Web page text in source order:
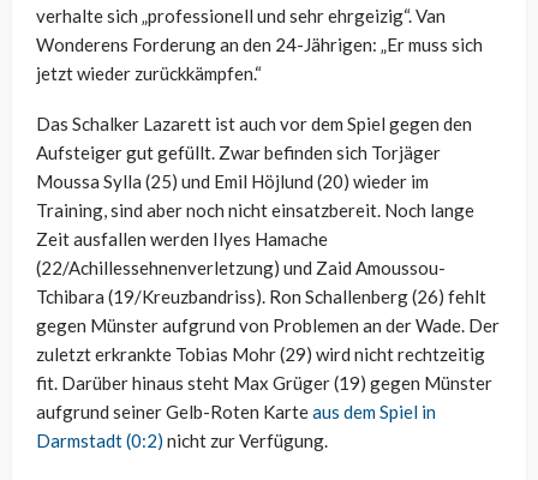
verhalte sich „professionell und sehr ehrgeizig“. Van
Wonderens Forderung an den 24-Jährigen: „Er muss sich
jetzt wieder zurückkämpfen.“
Das Schalker Lazarett ist auch vor dem Spiel gegen den
Aufsteiger gut gefüllt. Zwar befinden sich Torjäger
Moussa Sylla (25) und Emil Höjlund (20) wieder im
Training, sind aber noch nicht einsatzbereit. Noch lange
Zeit ausfallen werden Ilyes Hamache
(22/Achillessehnenverletzung) und Zaid Amoussou-
Tchibara (19/Kreuzbandriss). Ron Schallenberg (26) fehlt
gegen Münster aufgrund von Problemen an der Wade. Der
zuletzt erkrankte Tobias Mohr (29) wird nicht rechtzeitig
fit. Darüber hinaus steht Max Grüger (19) gegen Münster
aufgrund seiner Gelb-Roten Karteaus dem Spiel in
Darmstadt (0:2) nicht zur Verfügung.